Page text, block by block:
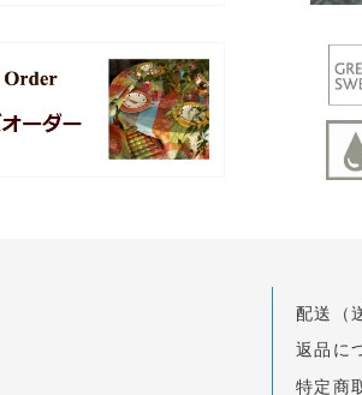
配送（
返品に
特定商